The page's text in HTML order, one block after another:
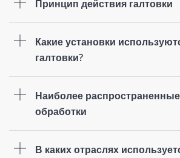
Принцип действия галтовки
Какие установки
галтовки?
Наиболее
обработки
В каких отраслях